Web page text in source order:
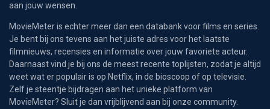
aan jouw wensen.
MovieMeter is echter meer dan een databank voor films en series.
Je bent bij ons tevens aan het juiste adres voor het laatste
filmnieuws, recensies en informatie over jouw favoriete acteur.
Daarnaast vind je bij ons de meest recente toplijsten, zodat je altijd
weet wat er populair is op Netflix, in de bioscoop of op televisie.
Zelf je steentje bijdragen aan het unieke platform van
MovieMeter? Sluit je dan vrijblijvend aan bij onze community.